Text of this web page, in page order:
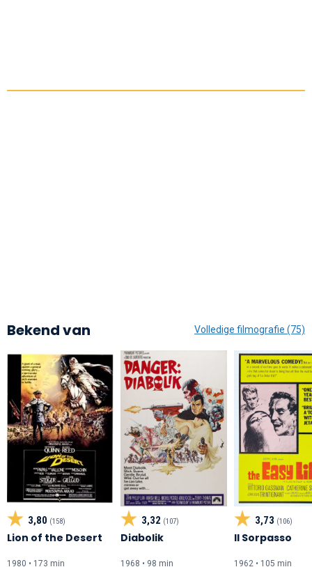
Bekend van Volledige filmografie (75)
3,80 (158)
Lion of the Desert
1980 • 173 min
3,32 (107)
Diabolik
1968 • 98 min
3,73 (106)
Il Sorpasso
1962 • 105 min